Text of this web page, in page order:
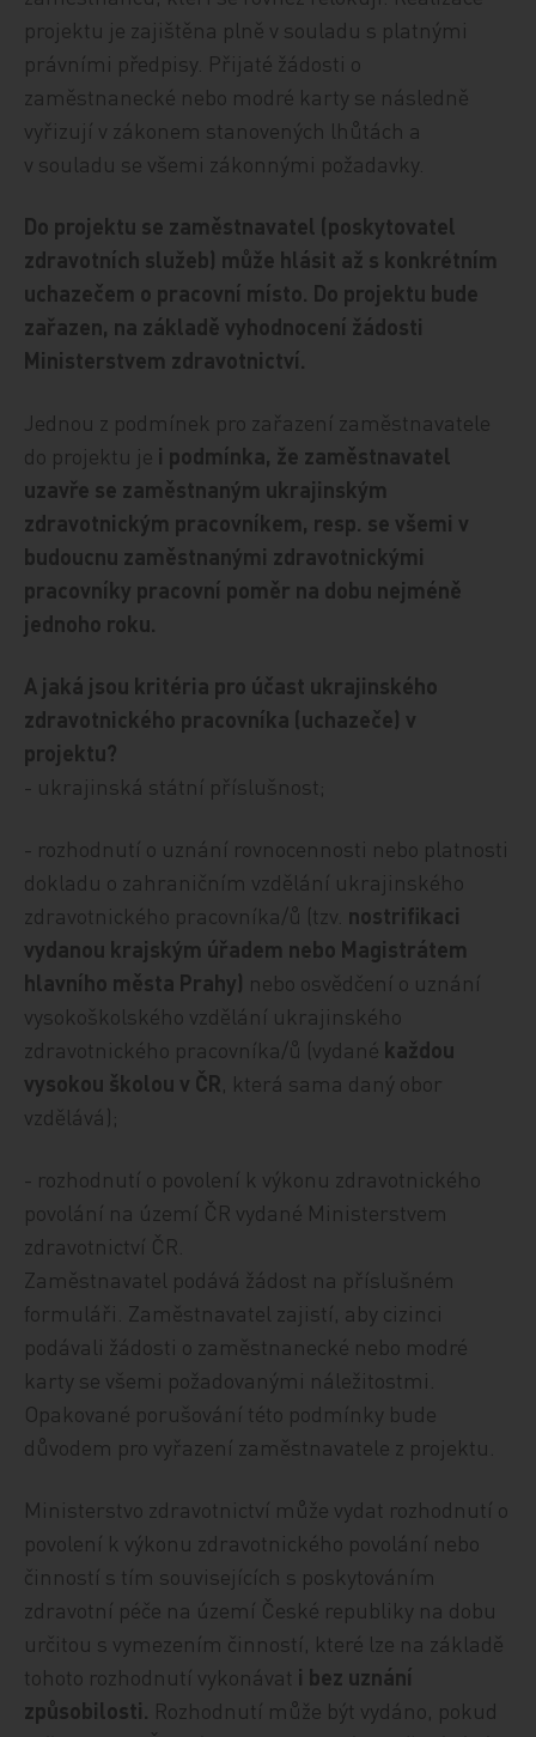
projektu je zajištěna plně v souladu s platnými
právními předpisy. Přijaté žádosti o
zaměstnanecké nebo modré karty se následně
vyřizují v zákonem stanovených lhůtách a
v souladu se všemi zákonnými požadavky.
Do projektu se zaměstnavatel (poskytovatel
zdravotních služeb) může hlásit až s konkrétním
uchazečem o pracovní místo. Do projektu bude
zařazen, na základě vyhodnocení žádosti
Ministerstvem zdravotnictví.
Jednou z podmínek pro zařazení zaměstnavatele
do projektu je i podmínka, že zaměstnavatel
uzavře se zaměstnaným ukrajinským
zdravotnickým pracovníkem, resp. se všemi v
budoucnu zaměstnanými zdravotnickými
pracovníky pracovní poměr na dobu nejméně
jednoho roku.
A jaká jsou kritéria pro účast ukrajinského
zdravotnického pracovníka (uchazeče) v
projektu?
- ukrajinská státní příslušnost;
- rozhodnutí o uznání rovnocennosti nebo platnosti
dokladu o zahraničním vzdělání ukrajinského
zdravotnického pracovníka/ů (tzv. nostrifikaci
vydanou krajským úřadem nebo Magistrátem
hlavního města Prahy) nebo osvědčení o uznání
vysokoškolského vzdělání ukrajinského
zdravotnického pracovníka/ů (vydané každou
vysokou školou v ČR, která sama daný obor
vzdělává);
- rozhodnutí o povolení k výkonu zdravotnického
povolání na území ČR vydané Ministerstvem
zdravotnictví ČR.
Zaměstnavatel podává žádost na příslušném
formuláři. Zaměstnavatel zajistí, aby cizinci
podávali žádosti o zaměstnanecké nebo modré
karty se všemi požadovanými náležitostmi.
Opakované porušování této podmínky bude
důvodem pro vyřazení zaměstnavatele z projektu.
Ministerstvo zdravotnictví může vydat rozhodnutí o
povolení k výkonu zdravotnického povolání nebo
činností s tím souvisejících s poskytováním
zdravotní péče na území České republiky na dobu
určitou s vymezením činností, které lze na základě
tohoto rozhodnutí vykonávat i bez uznání
způsobilosti. Rozhodnutí může být vydáno, pokud